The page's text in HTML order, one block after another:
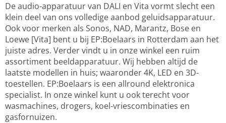
De audio-apparatuur van DALI en Vita vormt slecht een
klein deel van ons volledige aanbod geluidsapparatuur.
Ook voor merken als Sonos, NAD, Marantz, Bose en
Loewe [Vita] bent u bij EP:Boelaars in Rotterdam aan het
juiste adres. Verder vindt u in onze winkel een ruim
assortiment beeldapparatuur. Wij hebben altijd de
laatste modellen in huis; waaronder 4K, LED en 3D-
toestellen. EP:Boelaars is een allround elektronica
specialist. In onze winkel kunt u ook terecht voor
wasmachines, drogers, koel-vriescombinaties en
gasfornuizen.